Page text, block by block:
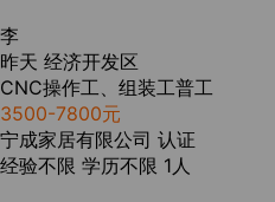
李
昨天 经济开发区
CNC操作工、组装工普工
3500-7800元
宁成家居有限公司 认证
经验不限 学历不限 1人